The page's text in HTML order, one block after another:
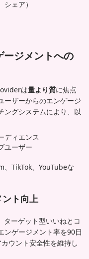
ェア）
ジメントへの
は量より質に焦点
ーザーからのエンゲージ
ングシステムにより、以
ディエンス
ユーザー
TikTok、YouTubeな
ト向上
ーゲット型いいねとコ
ゲージメント率を90日
ウント安全性を維持し